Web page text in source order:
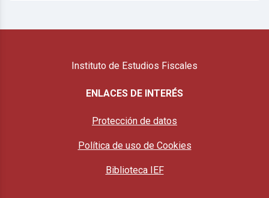
Instituto de Estudios Fiscales
ENLACES DE INTERÉS
Protección de datos
Política de uso de Cookies
Biblioteca IEF